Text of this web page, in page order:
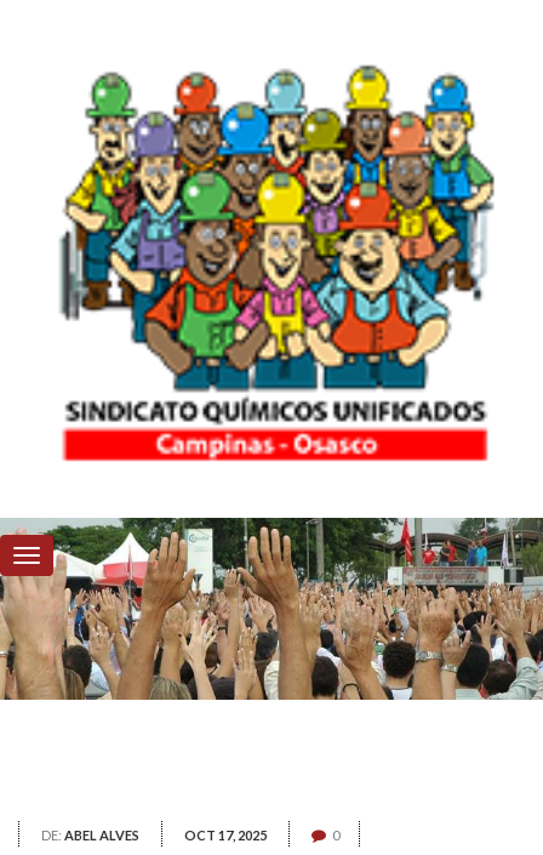
DE: ABEL ALVES OCT 17, 2025 0